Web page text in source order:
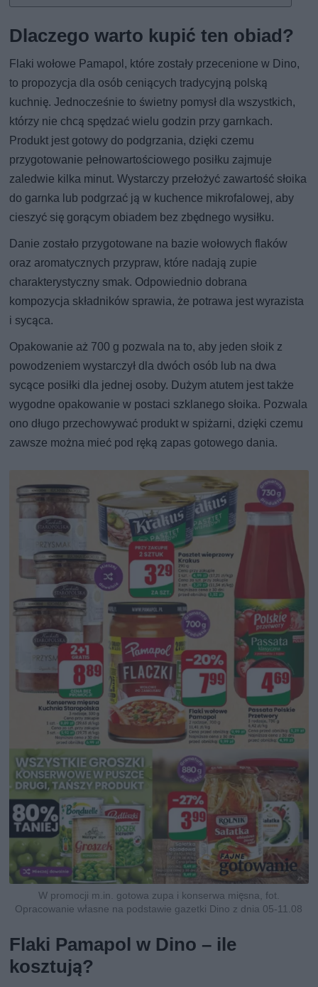
Dlaczego warto kupić ten obiad?
Flaki wołowe Pamapol, które zostały przecenione w Dino,
to propozycja dla osób ceniących tradycyjną polską
kuchnię. Jednocześnie to świetny pomysł dla wszystkich,
którzy nie chcą spędzać wielu godzin przy garnkach.
Produkt jest gotowy do podgrzania, dzięki czemu
przygotowanie pełnowartościowego posiłku zajmuje
zaledwie kilka minut. Wystarczy przełożyć zawartość słoika
do garnka lub podgrzać ją w kuchence mikrofalowej, aby
cieszyć się gorącym obiadem bez zbędnego wysiłku.
Danie zostało przygotowane na bazie wołowych flaków
oraz aromatycznych przypraw, które nadają zupie
charakterystyczny smak. Odpowiednio dobrana
kompozycja składników sprawia, że potrawa jest wyrazista
i sycąca.
Opakowanie aż 700 g pozwala na to, aby jeden słoik z
powodzeniem wystarczył dla dwóch osób lub na dwa
sycące posiłki dla jednej osoby. Dużym atutem jest także
wygodne opakowanie w postaci szklanego słoika. Pozwala
ono długo przechowywać produkt w spiżarni, dzięki czemu
zawsze można mieć pod ręką zapas gotowego dania.
W promocji m.in. gotowa zupa i konserwa mięsna, fot.
Opracowanie własne na podstawie gazetki Dino z dnia 05-11.08
Flaki Pamapol w Dino – ile
kosztują?